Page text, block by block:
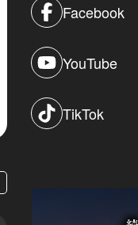
Facebook
YouTube
TikTok